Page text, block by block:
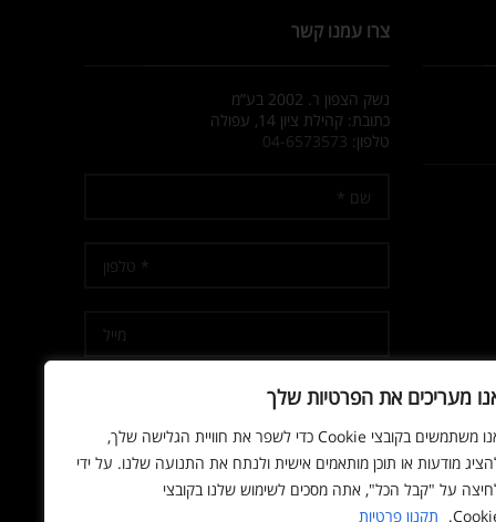
מעריכים את הפרטיות שלך
אנו משתמשים בקובצי Cookie כדי לשפר את חוויית הגלישה שלך,
מודעות או תוכן מותאמים אישית ולנתח את התנועה שלנו. על ידי
על "קבל הכל", אתה מסכים לשימוש שלנו בקובצי
תקנון פרטיות
צרו עמנו קשר
נשק הצפון ר. 2002 בע”מ
כתובת: קהילת ציון 14, עפולה
טלפון: 04-6573573
אני מאשר/ת קבלת דיוור